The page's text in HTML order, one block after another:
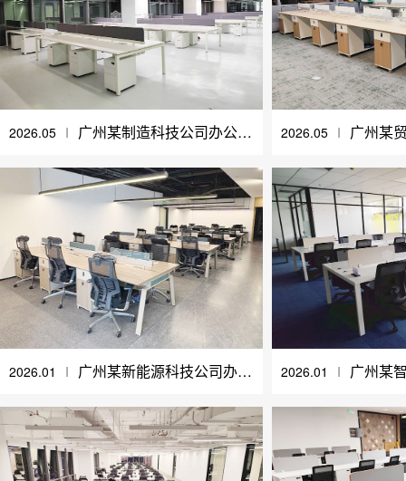
2026.05 Ι 广州某制造科技公司办公家具采购案例 2026.05 Ι
2026.01 Ι 广州某新能源科技公司办公家具采购案例 2026.01 Ι